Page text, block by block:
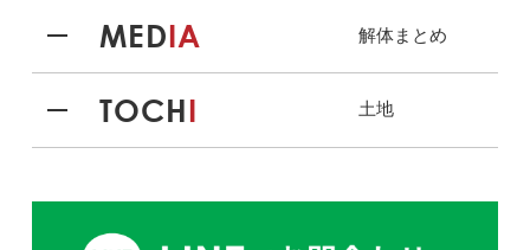
MEDIA 解体まとめ
TOCHI 土地